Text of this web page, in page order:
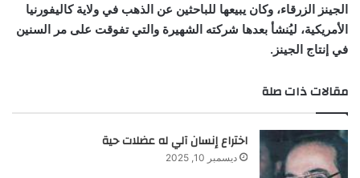
الجينز الزرقاء، وكان يبيعها للباحثين عن الذهب في ولاية كاليفورنيا
الأمريكية، ليُنشأ بعدها شركته الشهيرة والتي تفوقت على مر السنين
في إنتاج الجينز.
مقالات ذات صلة
اختراع إنسان آلي له عضلات حية
ديسمبر 10, 2025